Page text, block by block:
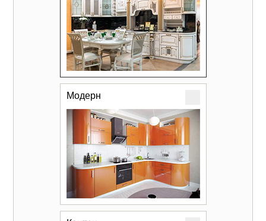
Модерн